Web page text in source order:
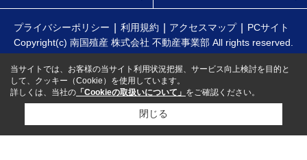
プライバシーポリシー 利用規約 アクセスマップ
PCサイト
Copyright(c) 南国殖産 株式会社 不動産事業部 All rights reserved.
当サイトでは、お客様の当サイト利用状況把握、サービス向上検討を目的と
して、クッキー（Cookie）を使用しています。
詳しくは、当社の 「Cookieの取扱いについて」 をご確認ください。
閉じる